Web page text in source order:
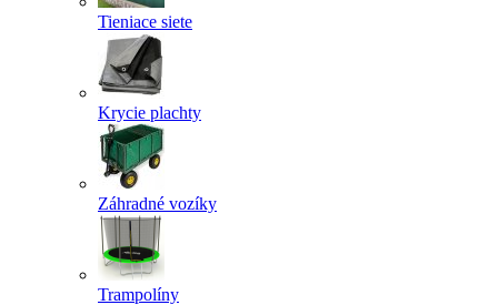
Tieniace siete
Krycie plachty
Záhradné vozíky
Trampolíny